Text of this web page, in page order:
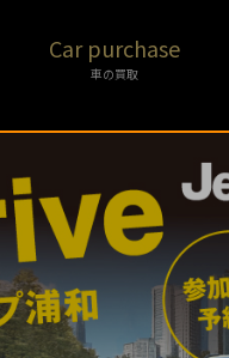
Car purchase
車の買取